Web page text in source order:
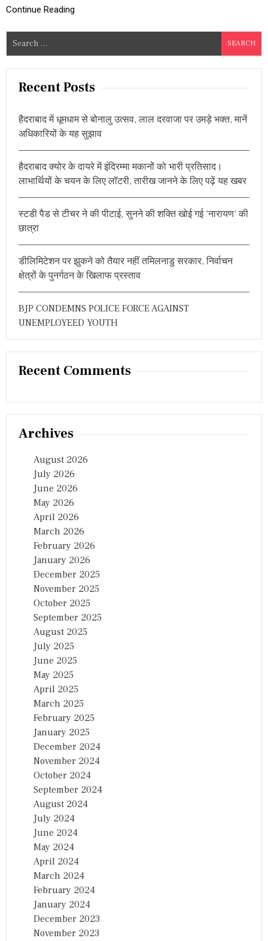
,
प
Continue Reading
e
a
Recent Posts
हैदराबाद में धूमधाम से बोनालु उत्सव, लाल दरवाजा पर उमड़े भक्त, मानें
अधिकारियों के यह सुझाव
हैदराबाद क्योर के दायरे में इंदिरम्मा मकानों को भारी प्रतिसाद।
लाभार्थियों के चयन के लिए लॉटरी, तारीख जानने के लिए पढ़ें यह खबर
स्टडी पैड से टीचर ने की पीटाई, सुनने की शक्ति खोई गई ‘नारायण’ की
छात्रा
डीलिमिटेशन पर झुकने को तैयार नहीं तमिलनाडु सरकार, निर्वाचन
क्षेत्रों के पुनर्गठन के खिलाफ प्रस्ताव
BJP CONDEMNS POLICE FORCE AGAINST
UNEMPLOYEED YOUTH
Recent Comments
Archives
August 2026
July 2026
June 2026
May 2026
April 2026
March 2026
February 2026
January 2026
December 2025
November 2025
October 2025
September 2025
August 2025
July 2025
June 2025
May 2025
April 2025
March 2025
February 2025
January 2025
December 2024
November 2024
October 2024
September 2024
August 2024
July 2024
June 2024
May 2024
April 2024
March 2024
February 2024
January 2024
December 2023
November 2023